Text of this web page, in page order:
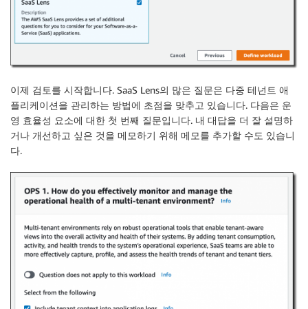
이제 검토를 시작합니다. SaaS Lens의 많은 질문은 다중 테넌트 애
플리케이션을 관리하는 방법에 초점을 맞추고 있습니다. 다음은 운
영 효율성 요소에 대한 첫 번째 질문입니다. 내 대답을 더 잘 설명하
거나 개선하고 싶은 것을 메모하기 위해 메모를 추가할 수도 있습니
다.